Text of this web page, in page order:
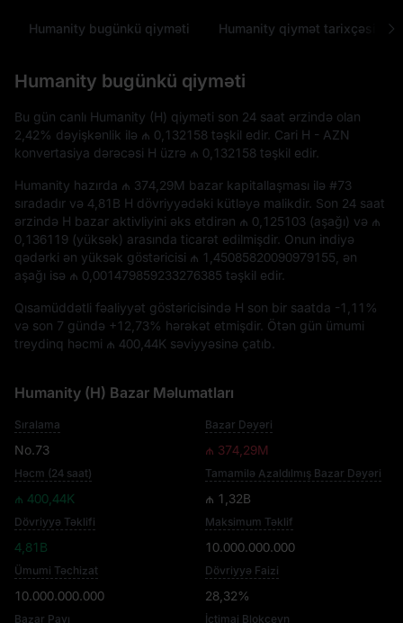
Humanity bugünkü qiyməti Humanity qiymət tarixçəsi
Humanity bugünkü qiyməti
Bu gün canlı Humanity (H) qiyməti son 24 saat ərzində olan
2,42% dəyişkənlik ilə ₼ 0,132158 təşkil edir. Cari H - AZN
konvertasiya dərəcəsi H üzrə ₼ 0,132158 təşkil edir.
Humanity hazırda ₼ 374,29M bazar kapitallaşması ilə #73
sıradadır və 4,81B H dövriyyədəki kütləyə malikdir. Son 24 saat
ərzində H bazar aktivliyini əks etdirən ₼ 0,125103 (aşağı) və ₼
0,136119 (yüksək) arasında ticarət edilmişdir. Onun indiyə
qədərki ən yüksək göstəricisi ₼ 1,45085820090979155 , ən
aşağı isə ₼ 0,001479859233276385 təşkil edir.
Qısamüddətli fəaliyyət göstəricisində H son bir saatda -1,11%
və son 7 gündə +12,73% hərəkət etmişdir. Ötən gün ümumi
treydinq həcmi ₼ 400,44K səviyyəsinə çatıb.
Humanity (H) Bazar Məlumatları
Sıralama
No.73
Bazar Dəyəri
₼ 374,29M
Həcm (24 saat)
₼ 400,44K
Tamamilə Azaldılmış Bazar Dəyəri
₼ 1,32B
Dövriyyə Təklifi
4,81B
Maksimum Təklif
10.000.000.000
Ümumi Təchizat
10.000.000.000
Dövriyyə Faizi
28,32%
Bazar Payı İctimai Blokçeyn